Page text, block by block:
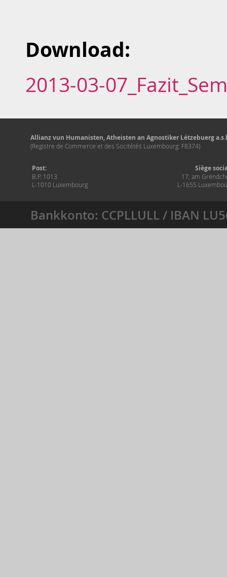
Download:
2013-03-
Allianz vun Humanisten, Atheisten an Agnostiker Lëtzebuerg
(Registre de Commerce et des Socitétés Luxembourg: F8374)
Post:
B.P. 1013
L-1010 Luxembourg
Siège
17, am
L-1655
Bankkonto: CCPLLULL / IBAN